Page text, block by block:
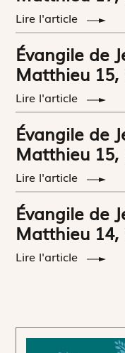
Lire l'article
Évangile de
Matthieu 15,
Lire l'article
Évangile de
Matthieu 15,
Lire l'article
Évangile de
Matthieu 14,
Lire l'article